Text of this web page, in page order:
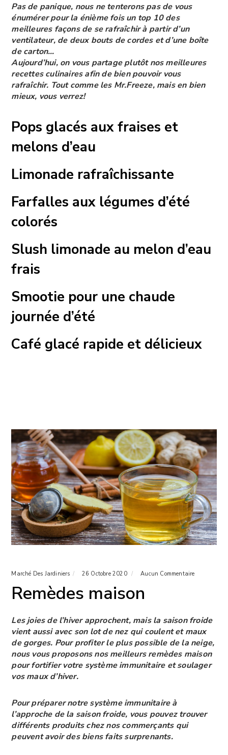
Pas de panique, nous ne tenterons pas de vous
énumérer pour la énième fois un top 10 des
meilleures façons de se rafraîchir à partir d’un
ventilateur, de deux bouts de cordes et d’une boîte
de carton…
Aujourd’hui, on vous partage plutôt nos meilleures
recettes culinaires afin de bien pouvoir vous
rafraîchir. Tout comme les Mr.Freeze, mais en bien
mieux, vous verrez!
Pops glacés aux fraises et
melons d’eau
Limonade rafraîchissante
Farfalles aux légumes d’été
colorés
Slush limonade au melon d’eau
frais
Smootie pour une chaude
journée d’été
Café glacé rapide et délicieux
Marché Des Jardiniers 26 Octobre 2020 Aucun Commentaire
Remèdes maison
Les joies de l’hiver approchent, mais la saison froide
vient aussi avec son lot de nez qui coulent et maux
de gorges. Pour profiter le plus possible de la neige,
nous vous proposons nos meilleurs remèdes maison
pour fortifier votre système immunitaire et soulager
vos maux d’hiver.
­Pour préparer notre système immunitaire à
l’approche de la saison froide, vous pouvez trouver
différents produits chez nos commerçants qui
peuvent avoir des biens faits surprenants.